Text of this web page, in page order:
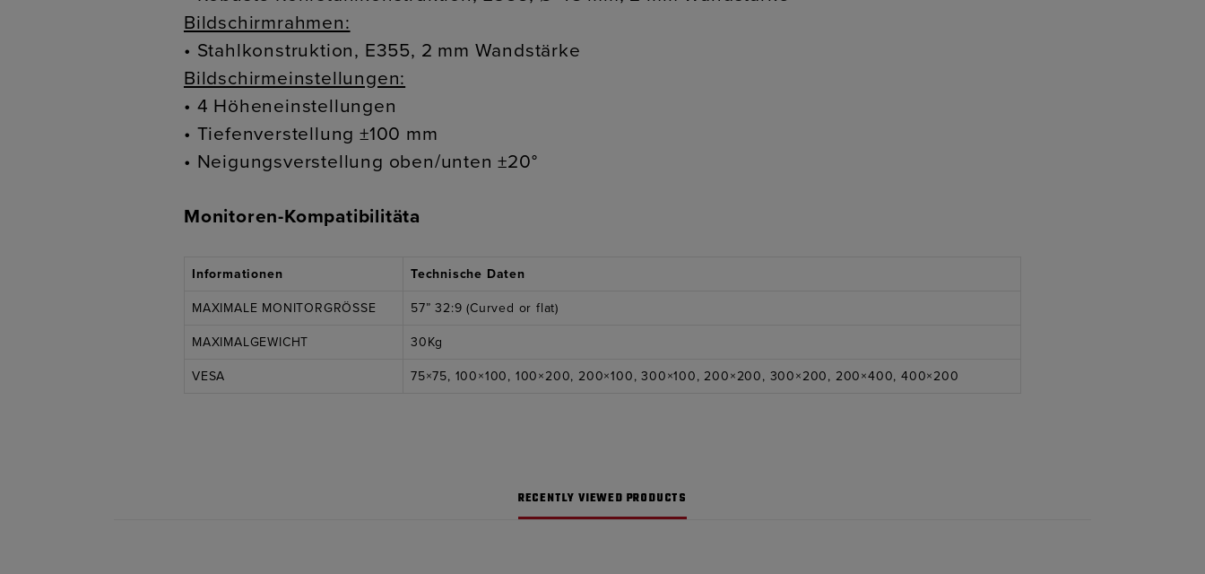
Bildschirmrahmen:
• Stahlkonstruktion, E355, 2 mm Wandstärke
Bildschirmeinstellungen:
• 4 Höheneinstellungen
• Tiefenverstellung ±100 mm
• Neigungsverstellung oben/unten ±20°
Monitoren-Kompatibilitäta
Informationen
Technische Daten
MAXIMALE MONITORGRÖSSE
57” 32:9 (Curved or flat)
MAXIMALGEWICHT
30Kg
VESA
75×75, 100×100, 100×200, 200×100, 300×100, 200×200, 300×200, 200×400, 400×200
RECENTLY VIEWED PRODUCTS